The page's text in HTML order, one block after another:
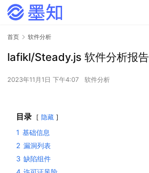
首页 软件分析
lafikl/Steady.js 软件分析报告
2023年11月1日 下午4:07 软件分析
目录 隐藏
1 基础信息
2 漏洞列表
3 缺陷组件